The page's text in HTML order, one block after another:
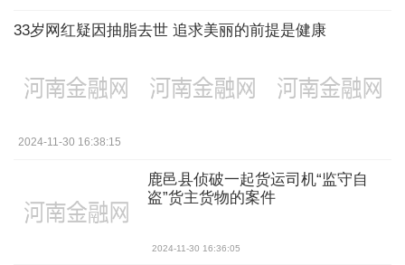
33岁网红疑因抽脂去世 追求美丽的前提是健康
2024-11-30 16:38:15
鹿邑县侦破一起货运司机“监守自
盗”货主货物的案件
2024-11-30 16:36:05